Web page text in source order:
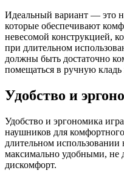
Идеальный вариант — это
которые обеспечивают
невесомой конструкцией,
при длительном
должны быть достаточно
помещаться в ручную кладь
Удобство и
Удобство и эргономика
наушников для
длительном
максимально удобными, не
дискомфорт.